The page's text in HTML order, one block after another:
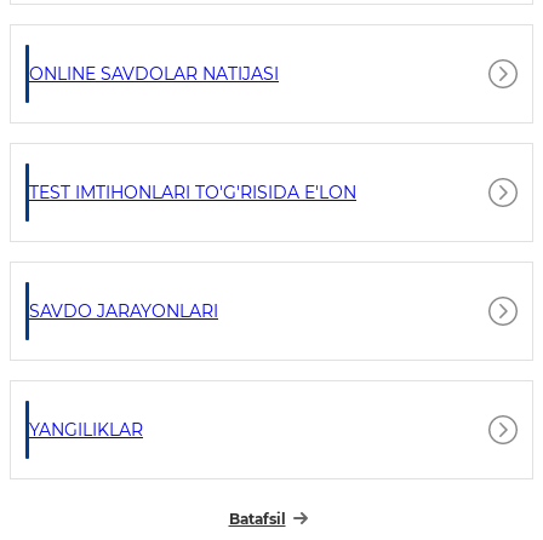
ONLINE SAVDOLAR NATIJASI
TEST IMTIHONLARI TO'G'RISIDA E'LON
SAVDO JARAYONLARI
YANGILIKLAR
Batafsil